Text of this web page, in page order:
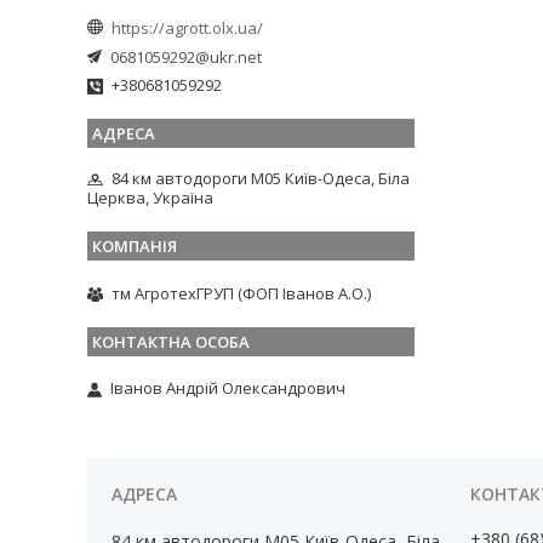
https://agrott.olx.ua/
0681059292@ukr.net
+380681059292
84 км автодороги М05 Київ-Одеса, Біла
Церква, Україна
тм АгротехГРУП (ФОП Іванов А.О.)
Іванов Андрій Олександрович